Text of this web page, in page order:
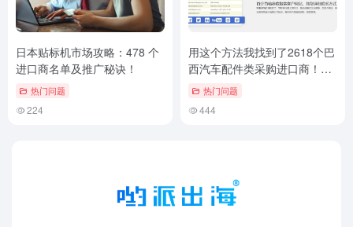
日本贴标机市场攻略：478 个
进口商名单及推广秘诀！
热门问题
224
用这个方法我找到了2618个巴
西汽车配件类采购进口商！外
贸客户邮件挖掘技巧
热门问题
444